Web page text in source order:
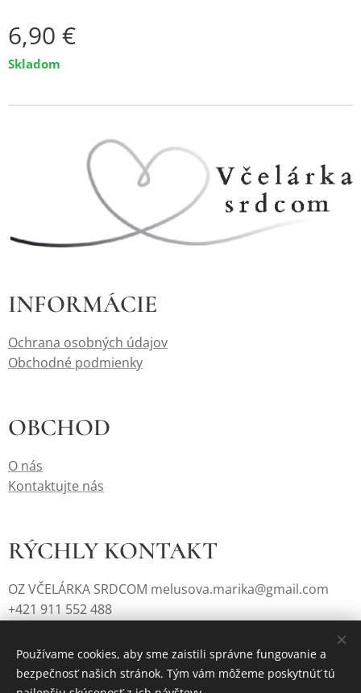
6,90 €
Skladom
INFORMÁCIE
Ochrana osobných údajov
Obchodné podmienky
OBCHOD
O nás
Kontaktujte nás
RÝCHLY KONTAKT
OZ VČELÁRKA SRDCOM melusova.marika@gmail.com
+421 911 552 488
Cookies
Používame cookies, aby sme zaistili správne fungovanie a
bezpečnosť našich stránok. Tým vám môžeme poskytnúť tú